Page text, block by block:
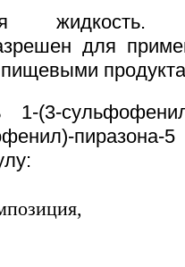
жидкость.
для
(3-